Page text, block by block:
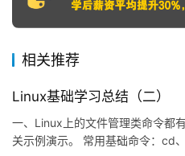
相关推荐
Linux基础学习总结（二）
一、Linux上的文件管理类命令都
关示例演示。 常用基础命令：cd